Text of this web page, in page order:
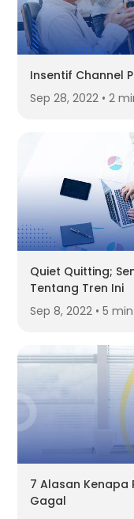
Insentif Channel
Sep 28, 2022 • 2
Quiet Quitting;
Tentang Tren Ini
Sep 8, 2022 • 5
7 Alasan Kenapa
Gagal